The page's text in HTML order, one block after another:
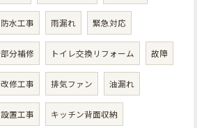
防水工事 雨漏れ 緊急対応
部分補修 トイレ交換リフォーム 故障
改修工事 排気ファン 油漏れ
設置工事 キッチン背面収納